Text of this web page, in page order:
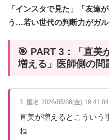
「インスタで見た」「友達
う…若い世代の判断力がガル
🎯 PART 3：「直美
増える」医師側の問
3. 匿名 2026/05/08(金) 19:41:04
直美が増えるとこういう
ね